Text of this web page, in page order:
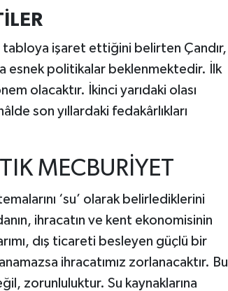
tabloya işaret ettiğini belirten Çandır,
esnek politikalar beklenmektedir. İlk
olacaktır. İkinci yarıdaki olası
son yıllardaki fedakârlıkları
MECBURİYET
‘su’ olarak belirlediklerini
ihracatın ve kent ekonomisinin
dış ticareti besleyen güçlü bir
ihracatımız zorlanacaktır. Bu
zorunluluktur. Su kaynaklarına